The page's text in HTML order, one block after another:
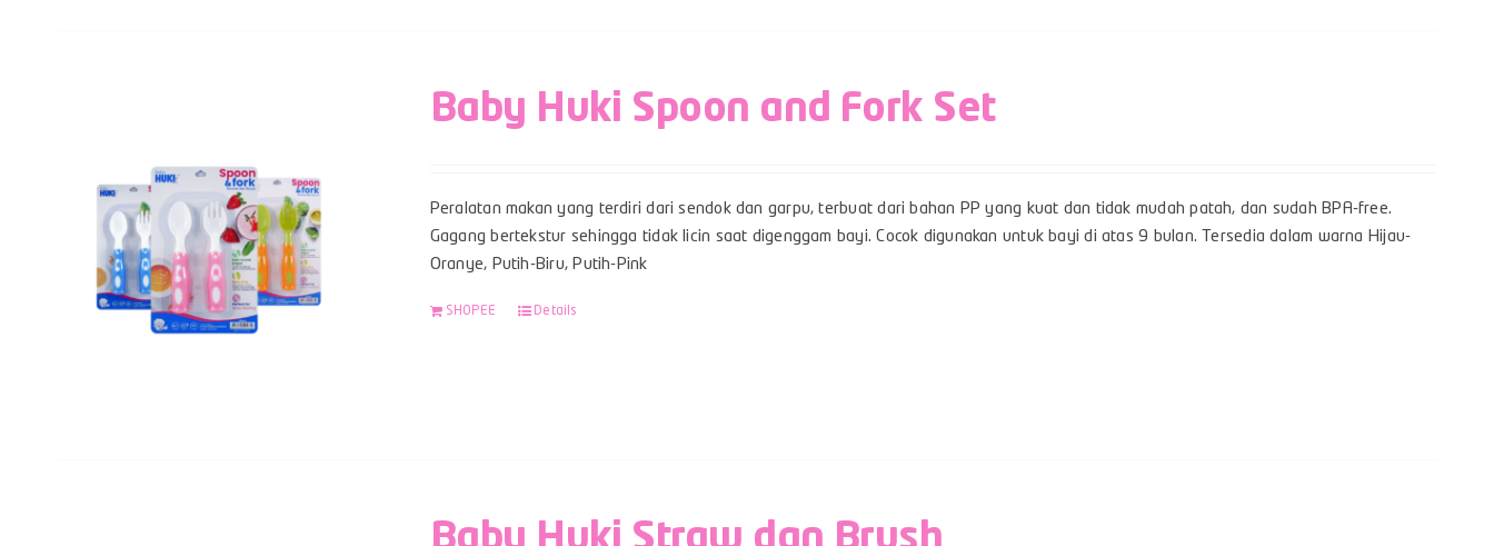
Baby Huki Spoon and Fork Set
Peralatan makan yang terdiri dari sendok dan garpu, terbuat dari bahan PP yang kuat dan tidak mudah patah, dan sudah BPA-free.
Gagang bertekstur sehingga tidak licin saat digenggam bayi. Cocok digunakan untuk bayi di atas 9 bulan. Tersedia dalam warna Hijau-
Oranye, Putih-Biru, Putih-Pink
SHOPEE Details